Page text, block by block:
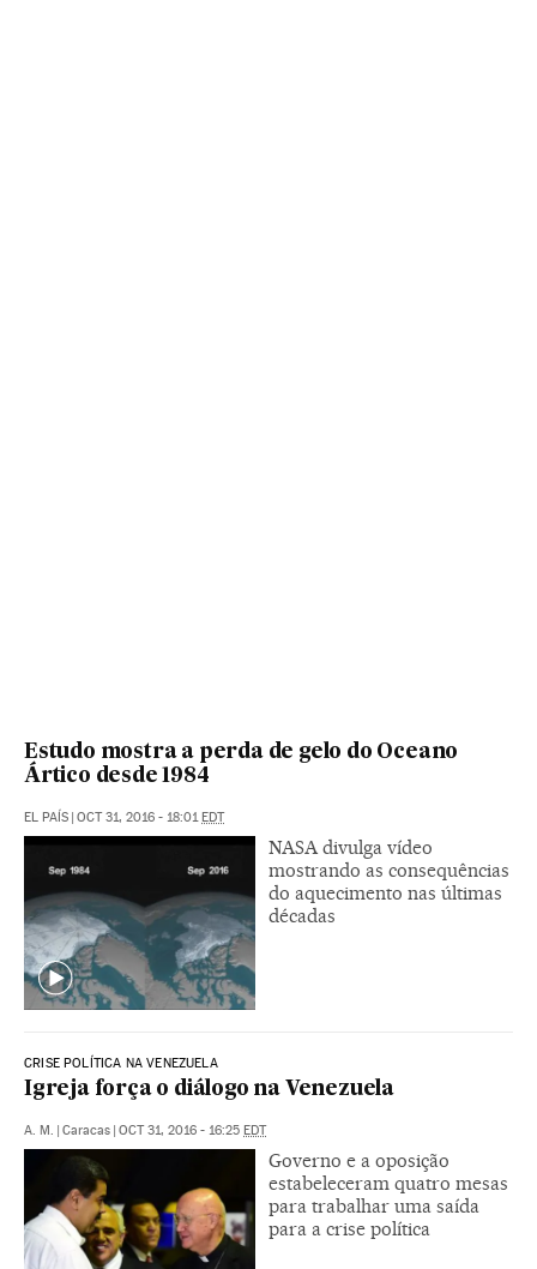
Estudo mostra a perda de gelo do Oceano
Ártico desde 1984
EL PAÍS OCT 31, 2016 - 18:01 EDT
NASA divulga vídeo
mostrando as consequências
do aquecimento nas últimas
décadas
CRISE POLÍTICA NA VENEZUELA
Igreja força o diálogo na Venezuela
A. M. Caracas OCT 31, 2016 - 16:25 EDT
Governo e a oposição
estabeleceram quatro mesas
para trabalhar uma saída
para a crise política